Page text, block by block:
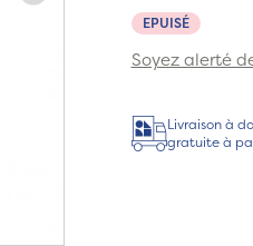
EPUISÉ
Soyez alerté
Livraison à
gratuite à